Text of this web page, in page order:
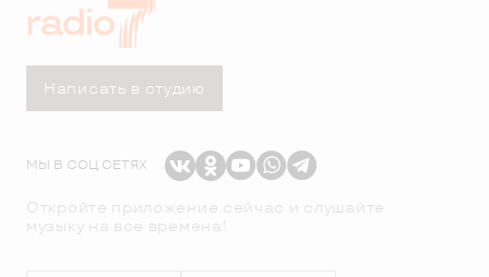
Написать в студию
МЫ В СОЦ СЕТЯХ
Откройте приложение сейчас и слушайте
музыку на все времена!